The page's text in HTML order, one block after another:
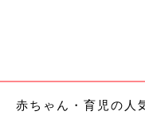
るかと思ってた。この数
赤ちゃん・育児の人